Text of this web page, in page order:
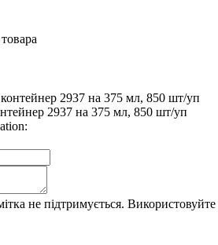
2937 на 375 мл, 850 шт/уп
не підтримується.